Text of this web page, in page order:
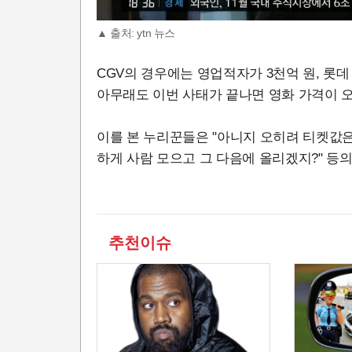
▲ 출처: ytn 뉴스
CGV의 경우에는 영업적자가 3천억 원, 롯
아무래도 이번 사태가 끝나면 영화 가격이
이를 본 누리꾼들은 "아니지 오히려 티켓값
하게 사람 모으고 그 다음에 올리겠지?" 등
추천이슈